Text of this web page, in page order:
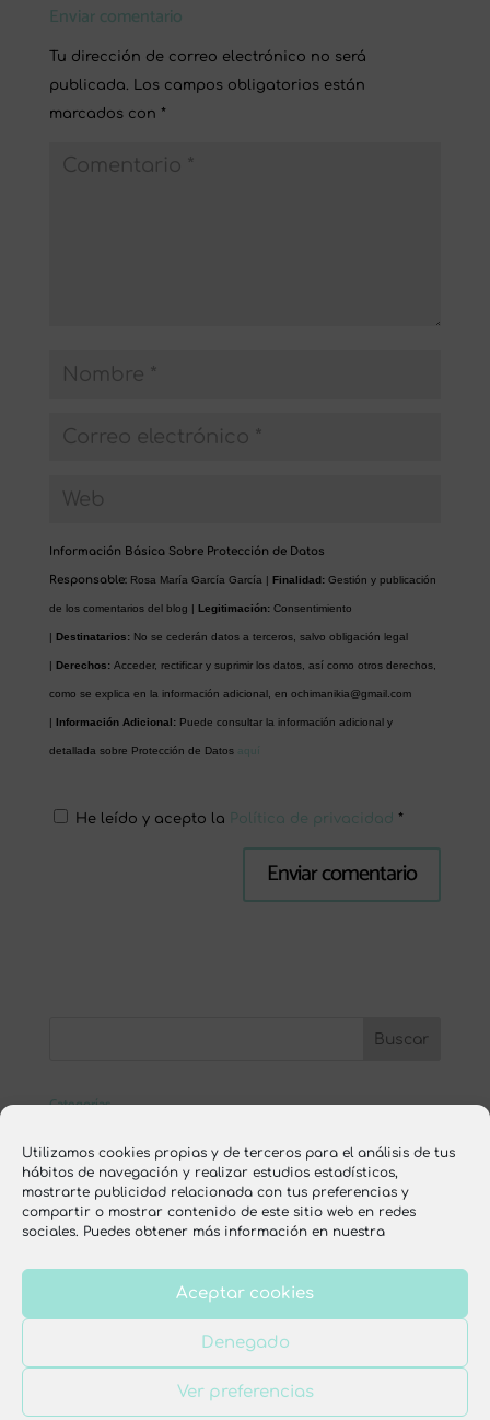
Utilizamos cookies propias y de terceros para el análisis de tus
hábitos de navegación y realizar estudios estadísticos,
mostrarte publicidad relacionada con tus preferencias y
compartir o mostrar contenido de este sitio web en redes
sociales. Puedes obtener más información en nuestra
Aceptar cookies
Denegado
Ver preferencias
Enviar comentario
Tu dirección de correo electrónico no será
publicada. Los campos obligatorios están
marcados con *
Información Básica Sobre Protección de Datos
Responsable: Rosa María García García | Finalidad: Gestión y publicación
de los comentarios del blog | Legitimación: Consentimiento
| Destinatarios: No se cederán datos a terceros, salvo obligación legal
| Derechos: Acceder, rectificar y suprimir los datos, así como otros derechos,
como se explica en la información adicional, en ochimanikia@gmail.com
| Información Adicional: Puede consultar la información adicional y
detallada sobre Protección de Datos aquí
He leído y acepto la Política de privacidad *
Categorías
ESCUELA ONLINE
nutrición
recetas
Aviso legal
Política de privacidad
Política de cookies
Condiciones de venta
Diseño web porDulce Imaginativa. Todos los